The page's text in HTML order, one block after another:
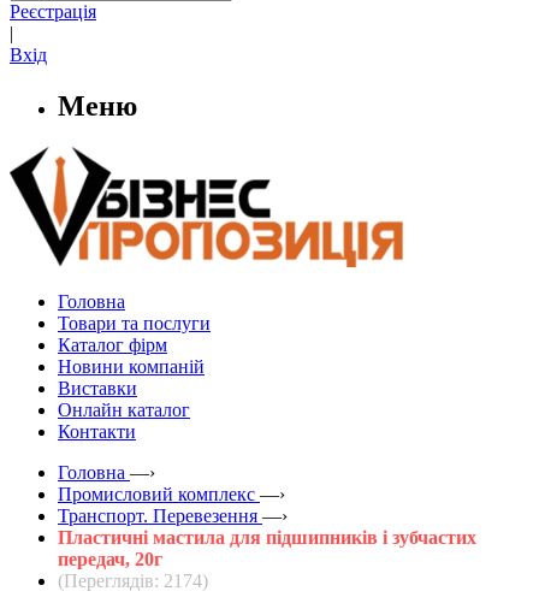
Реєстрація
|
Вхід
Меню
Головна
Товари та послуги
Каталог фірм
Новини компаній
Виставки
Онлайн каталог
Контакти
Головна —›
Промисловий комплекс —›
Транспорт. Перевезення —›
Пластичні мастила для підшипників і зубчастих
передач, 20г
(Переглядів: 2174)